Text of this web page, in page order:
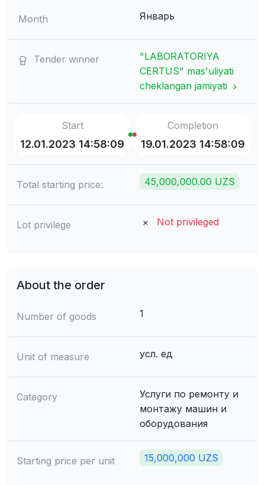
Month Январь
Tender winner
"LABORATORIYA
CERTUS" mas'uliyati
cheklangan jamiyati
Start
12.01.2023 14:58:09
Completion
19.01.2023 14:58:09
Total starting price: 45,000,000.00 UZS
Lot privilege Not privileged
About the order
Number of goods 1
Unit of measure усл. ед
Category
Услуги по ремонту и
монтажу машин и
оборудования
Starting price per unit 15,000,000 UZS